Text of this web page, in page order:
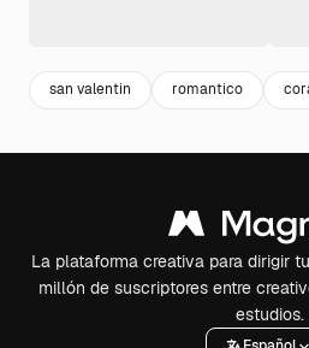
san valentin romantico
La plataforma creativa para dirigir
millón de suscriptores entre
estudios.